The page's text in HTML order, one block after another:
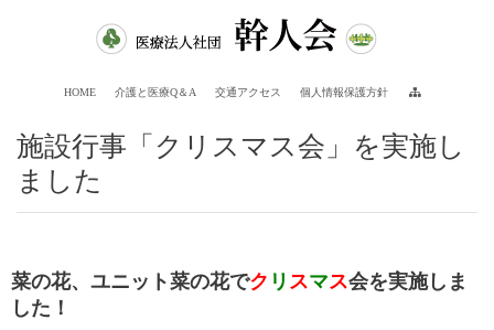
HOME 介護と医療Q＆A 交通アクセス 個人情報保護方針
施設行事「クリスマス会」を実施し
ました
菜の花、ユニット菜の花でク リ スマス会を実施しま
した！